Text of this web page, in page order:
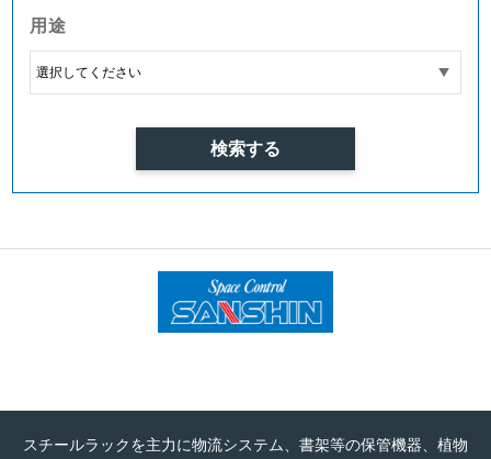
用途
スチールラックを主力に物流システム、書架等の保管機器、植物